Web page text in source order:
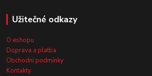
Užitečné odkazy
O eshopu
Doprava a platba
Obchodní podmínky
Kontakty